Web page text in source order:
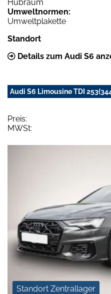
Hubraum
Umweltnormen:
Umweltplakette
Standort
Details zum Audi S6
Audi S6 Limousine TDI
Preis:
MWSt:
Standort Zentrallager